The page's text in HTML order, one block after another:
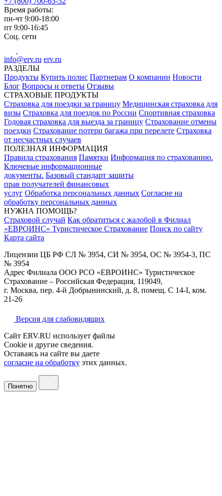
Время работы:
пн-чт 9:00-18:00
пт 9:00-16:45
Соц. сети
info@erv.ru erv.ru
РАЗДЕЛЫ
Продукты Купить полис Партнерам О компании Новости
Блог Вопросы и ответы Отзывы
СТРАХОВЫЕ ПРОДУКТЫ
Страховка для поездки за границу Медицинская страховка для
визы Страховка для поездок по России Спортивная страховка
Годовая страховка для выезда за границу Страхование отмены
поездки Страхование потери багажа при перелете Страховка
от несчастных случаев
ПОЛЕЗНАЯ ИНФОРМАЦИЯ
Правила страхования Памятки Информация по страхованию.
Ключевые информационные
документы. Базовый стандарт защиты
прав получателей финансовых
услуг Обработка персональных данных Согласие на
обработку персональных данных
НУЖНА ПОМОЩЬ?
Страховой случай Как обратиться с жалобой в Филиал
«ЕВРОИНС» Туристическое Страхование Поиск по сайту
Карта сайта
Лицензии ЦБ РФ СЛ № 3954, СИ № 3954, ОС № 3954-3, ПС
№ 3954
Адрес Филиала ООО РСО «ЕВРОИНС» Туристическое
Страхование – Российская Федерация, 119049,
г. Москва, пер. 4-й Добрынинский, д. 8, помещ. С 14-I, ком.
21-26
Версия для слабовидящих
Сайт ERV.RU использует файлы
Cookie и другие сведения.
Оставаясь на сайте вы даете
согласие на обработку этих данных.
Понятно